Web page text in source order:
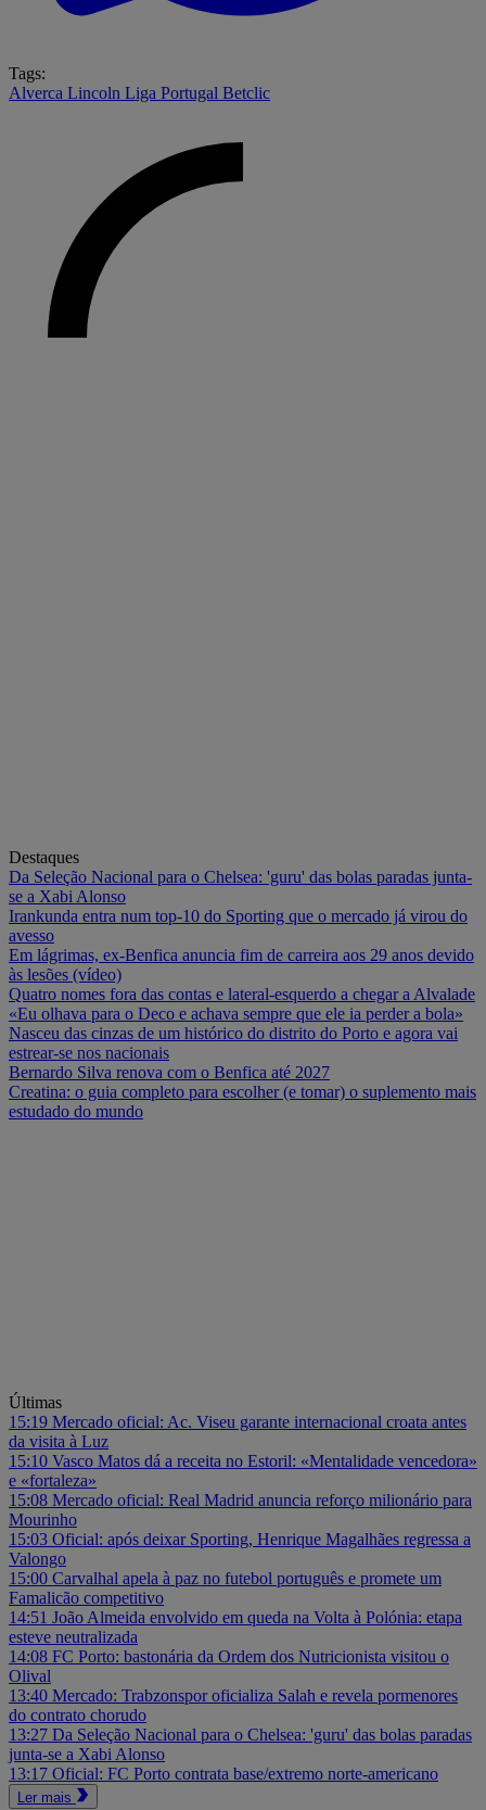
Tags:
Alverca Lincoln Liga Portugal Betclic
Destaques
Da Seleção Nacional para o Chelsea: 'guru' das bolas paradas junta-
se a Xabi Alonso
Irankunda entra num top-10 do Sporting que o mercado já virou do
avesso
Em lágrimas, ex-Benfica anuncia fim de carreira aos 29 anos devido
às lesões (vídeo)
Quatro nomes fora das contas e lateral-esquerdo a chegar a Alvalade
«Eu olhava para o Deco e achava sempre que ele ia perder a bola»
Nasceu das cinzas de um histórico do distrito do Porto e agora vai
estrear-se nos nacionais
Bernardo Silva renova com o Benfica até 2027
Creatina: o guia completo para escolher (e tomar) o suplemento mais
estudado do mundo
Últimas
15:19 Mercado oficial: Ac. Viseu garante internacional croata antes
da visita à Luz
15:10 Vasco Matos dá a receita no Estoril: «Mentalidade vencedora»
e «fortaleza»
15:08 Mercado oficial: Real Madrid anuncia reforço milionário para
Mourinho
15:03 Oficial: após deixar Sporting, Henrique Magalhães regressa a
Valongo
15:00 Carvalhal apela à paz no futebol português e promete um
Famalicão competitivo
14:51 João Almeida envolvido em queda na Volta à Polónia: etapa
esteve neutralizada
14:08 FC Porto: bastonária da Ordem dos Nutricionista visitou o
Olival
13:40 Mercado: Trabzonspor oficializa Salah e revela pormenores
do contrato chorudo
13:27 Da Seleção Nacional para o Chelsea: 'guru' das bolas paradas
junta-se a Xabi Alonso
13:17 Oficial: FC Porto contrata base/extremo norte-americano
Ler mais